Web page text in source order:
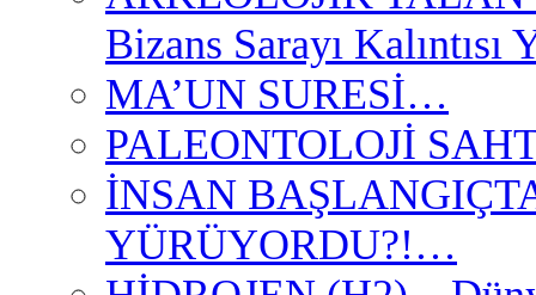
Bizans Sarayı
MA’UN SURESİ…
PALEONTOLOJİ
İNSAN
YÜRÜYORDU?!…